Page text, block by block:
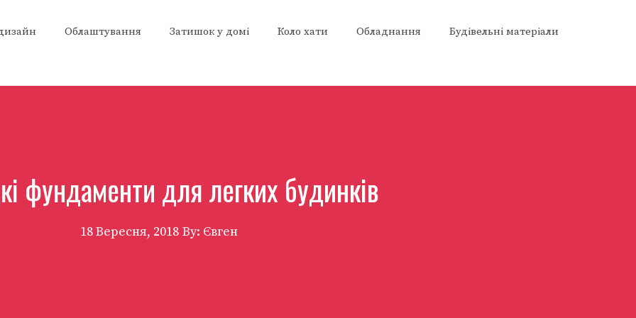
Облаштування Затишок у домі Коло хати Обладнання Будівельні матеріали
фундаменти для легких будинків
18 Вересня, 2018 By: Євген